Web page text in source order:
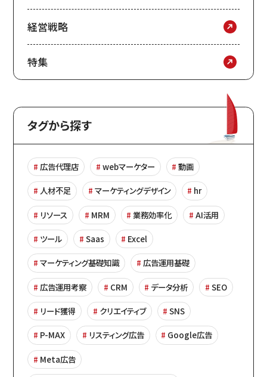
経営戦略
特集
タグから探す
広告代理店 webマーケター 動画
人材不足 マーケティングデザイン hr
リソース MRM 業務効率化 AI活用
ツール Saas Excel
マーケティング基礎知識 広告運用基礎
広告運用考察 CRM データ分析 SEO
リード獲得 クリエイティブ SNS
P-MAX リスティング広告 Google広告
Meta広告